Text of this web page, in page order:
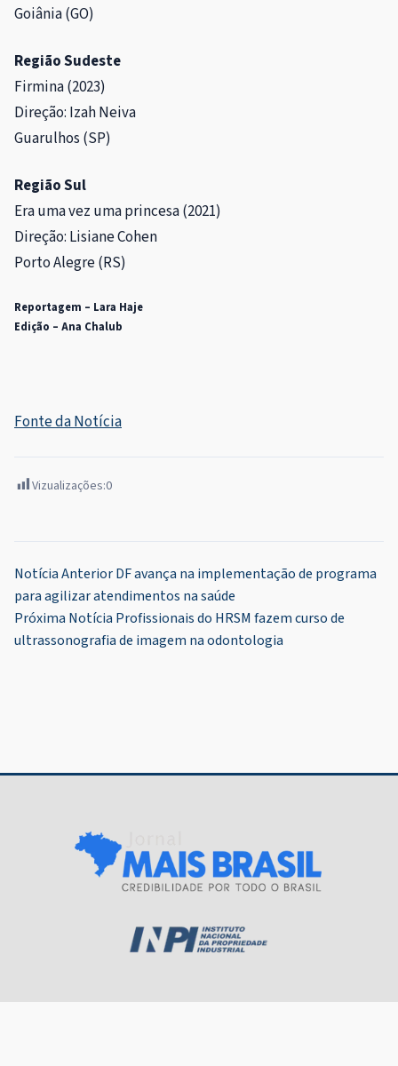
Goiânia (GO)
Região Sudeste
Firmina (2023)
Direção: Izah Neiva
Guarulhos (SP)
Região Sul
Era uma vez uma princesa (2021)
Direção: Lisiane Cohen
Porto Alegre (RS)
Reportagem – Lara Haje
Edição – Ana Chalub
Fonte da Notícia
Vizualizações:0
Navegação
de
Post
Notícia AnteriorDF avança na implementação de programa
para agilizar atendimentos na saúde
Próxima Notícia Profissionais do HRSM fazem curso de
ultrassonografia de imagem na odontologia